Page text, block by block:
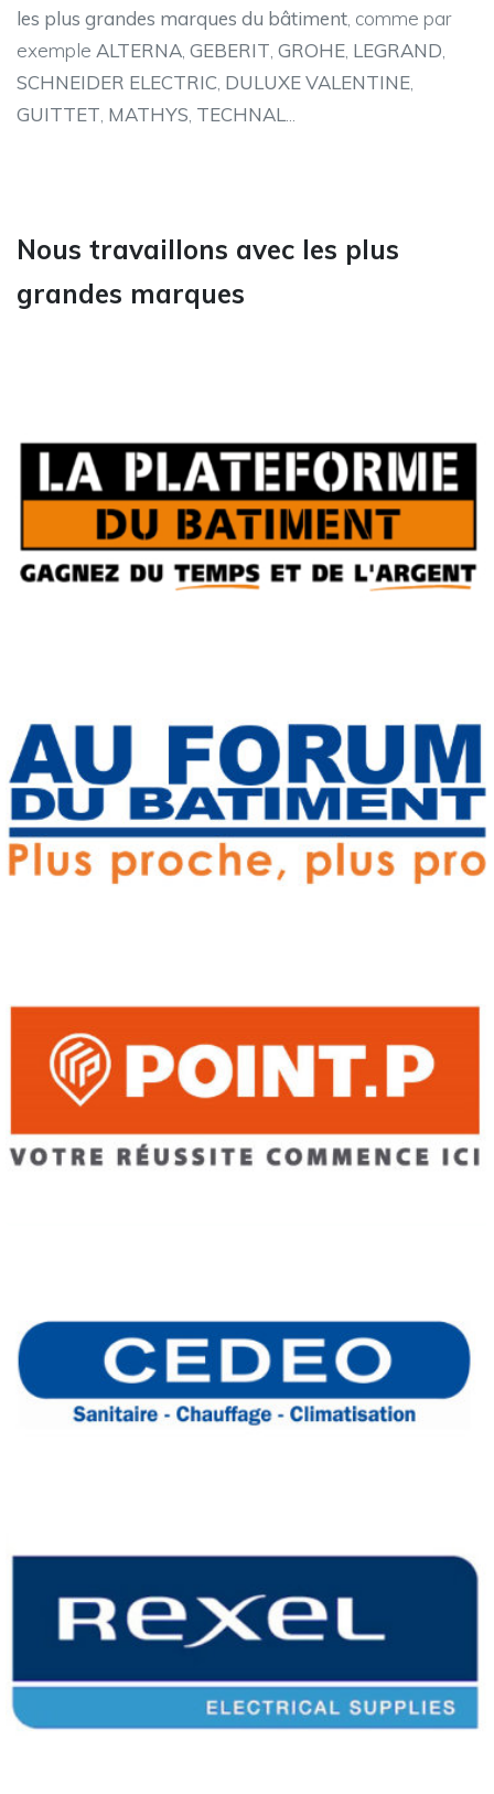
les plus grandes marques du bâtiment, comme par
exemple ALTERNA, GEBERIT, GROHE, LEGRAND,
SCHNEIDER ELECTRIC, DULUXE VALENTINE,
GUITTET, MATHYS, TECHNAL...
Nous travaillons avec les plus
grandes marques